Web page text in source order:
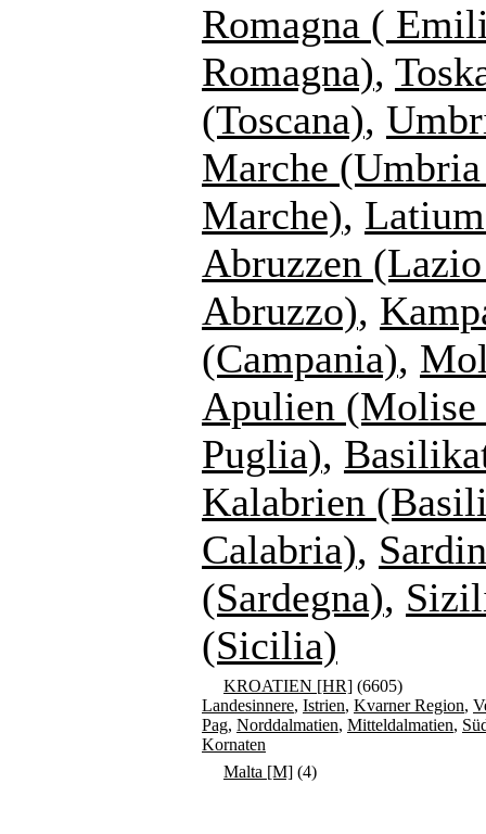
Romagna (
Romagna),
(Toscana),
Marche
Marche),
Abruzzen
Abruzzo),
(Campania),
Apulien
Puglia),
Kalabrien
Calabria),
(Sardegna),
(Sicilia)
KROATIEN [HR] (6605)
Landesinnere, Istrien, Kvarner Region,
Pag, Norddalmatien, Mitteldalmatien,
Kornaten
Malta [M] (4)